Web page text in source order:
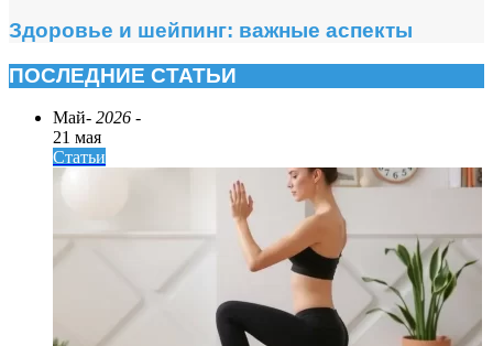
Здоровье и шейпинг: важные аспекты
ПОСЛЕДНИЕ СТАТЬИ
Май- 2026 -
21 мая
Статьи